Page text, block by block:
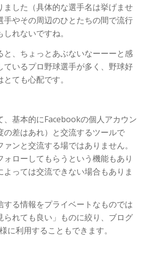
ました（具体的な選手名は挙げませ
手やその周辺のひとたちの間で流行
れないですね。
と、ちょっとあぶないなーーーと感
ているプロ野球選手が多く、野球好
ても心配です。
、基本的にFacebookの個人アカウン
の差はあれ）と交流するツールで
ンと交流する場ではありません。
ォローしてもらうという機能もあり
よっては交流できない場合もありま
する情報をプライベートなものでは
られても良い」ものに絞り、ブログ
に利用することもできます。